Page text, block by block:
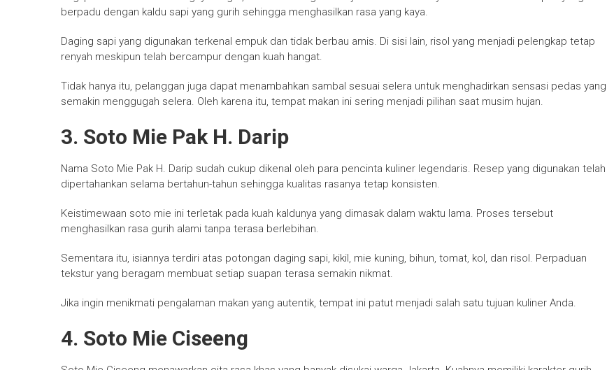
berpadu dengan kaldu sapi yang gurih sehingga menghasilkan rasa yang kaya.
Daging sapi yang digunakan terkenal empuk dan tidak berbau amis. Di sisi lain, risol yang menjadi pelengkap tetap
renyah meskipun telah bercampur dengan kuah hangat.
Tidak hanya itu, pelanggan juga dapat menambahkan sambal sesuai selera untuk menghadirkan sensasi pedas yang
semakin menggugah selera. Oleh karena itu, tempat makan ini sering menjadi pilihan saat musim hujan.
3. Soto Mie Pak H. Darip
Nama Soto Mie Pak H. Darip sudah cukup dikenal oleh para pencinta kuliner legendaris. Resep yang digunakan telah
dipertahankan selama bertahun-tahun sehingga kualitas rasanya tetap konsisten.
Keistimewaan soto mie ini terletak pada kuah kaldunya yang dimasak dalam waktu lama. Proses tersebut
menghasilkan rasa gurih alami tanpa terasa berlebihan.
Sementara itu, isiannya terdiri atas potongan daging sapi, kikil, mie kuning, bihun, tomat, kol, dan risol. Perpaduan
tekstur yang beragam membuat setiap suapan terasa semakin nikmat.
Jika ingin menikmati pengalaman makan yang autentik, tempat ini patut menjadi salah satu tujuan kuliner Anda.
4. Soto Mie Ciseeng